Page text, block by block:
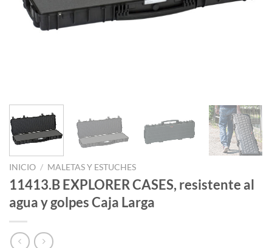
INICIO / MALETAS Y ESTUCHES
11413.B EXPLORER CASES, resistente al
agua y golpes Caja Larga